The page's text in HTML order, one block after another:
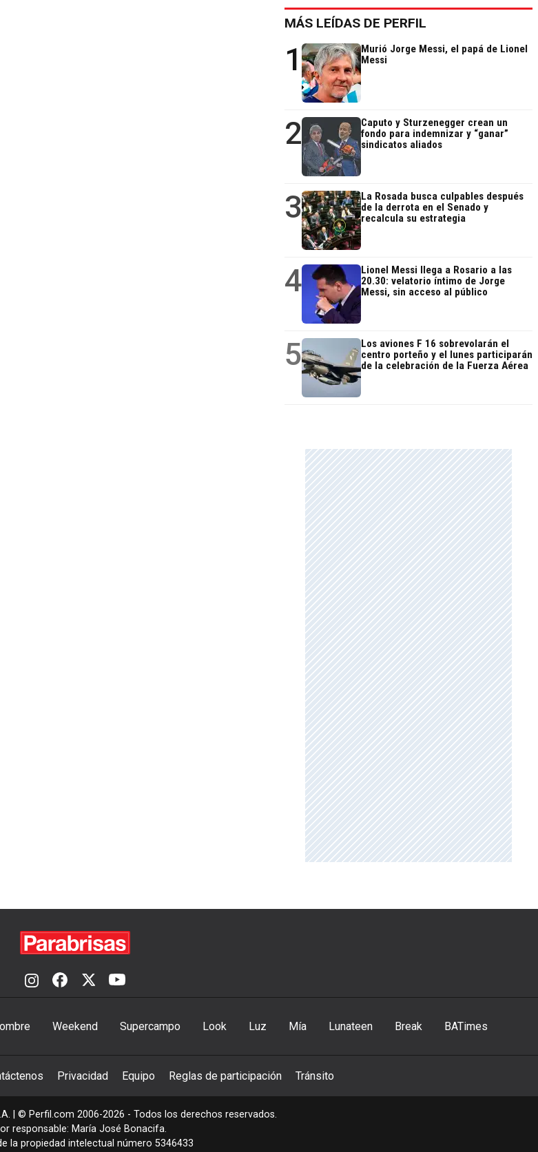
MÁS LEÍDAS DE PERFIL
1
Murió Jorge Messi, el papá de Lionel
Messi
2
Caputo y Sturzenegger crean un
fondo para indemnizar y “ganar”
sindicatos aliados
3
La Rosada busca culpables después
de la derrota en el Senado y
recalcula su estrategia
4
Lionel Messi llega a Rosario a las
20.30: velatorio íntimo de Jorge
Messi, sin acceso al público
5
Los aviones F 16 sobrevolarán el
centro porteño y el lunes participarán
de la celebración de la Fuerza Aérea
Weekend Supercampo Look Luz Mía Lunateen Break BATimes
Privacidad Equipo Reglas de participación Tránsito
| © Perfil.com 2006-2026 - Todos los derechos reservados.
responsable: María José Bonacifa.
la propiedad intelectual número 5346433